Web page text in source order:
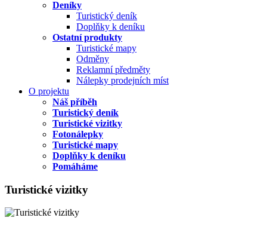
Deníky
Turistický deník
Doplňky k deníku
Ostatní produkty
Turistické mapy
Odměny
Reklamní předměty
Nálepky prodejních míst
O projektu
Náš příběh
Turistický deník
Turistické vizitky
Fotonálepky
Turistické mapy
Doplňky k deníku
Pomáháme
Turistické vizitky